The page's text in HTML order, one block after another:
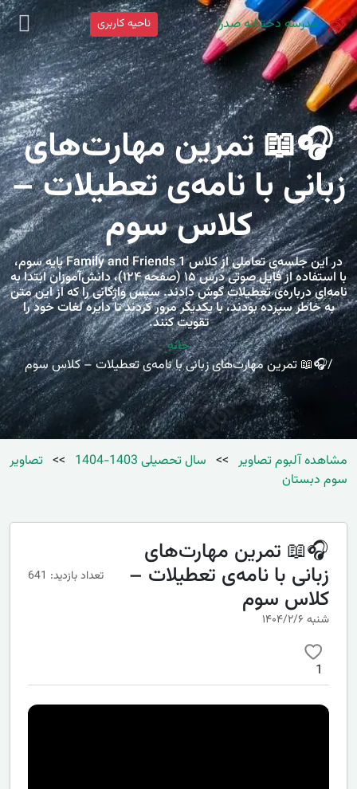
مدرسه دخترانه صدرا ناحیه کاربری
🎧📖 تمرین مهارت‌های
زبانی با نامه‌ی تعطیلات –
کلاس سوم
در این جلسه‌ی تعاملی از کلاس Family and Friends 1 پایه سوم،
با استفاده از فایل صوتی درس ۱۵ (صفحه ۱۲۴)، دانش‌آموزان ابتدا به
نامه‌ای درباره‌ی تعطیلات گوش دادند. سپس واژگانی را که از این متن
به خاطر سپرده بودند، با یکدیگر مرور کردند تا دایره لغات خود را
تقویت کنند.
خانه
🎧📖 تمرین مهارت‌های زبانی با نامه‌ی تعطیلات – کلاس سوم
مشاهده آلبوم تصاویر >> سال تحصیلی 1403-1404 >> تصاویر
سوم دبستان
🎧📖 تمرین مهارت‌های
زبانی با نامه‌ی تعطیلات –
کلاس سوم
تعداد بازدید: 641
شنبه ۱۴۰۴/۲/۶
1